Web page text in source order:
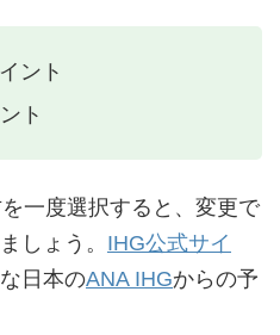
ント
ト
一度選択すると、変更で
しょう。 IHG公式サイ
日本のANA IHGからの予